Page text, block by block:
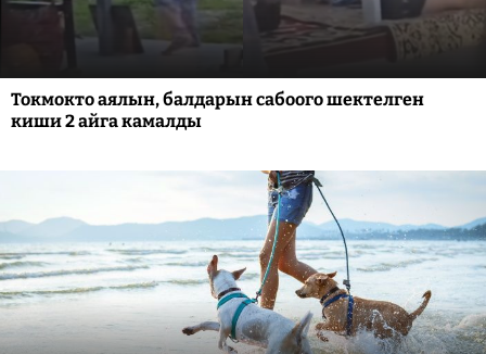
Токмокто аялын, балдарын сабоого шектелген
киши 2 айга камалды